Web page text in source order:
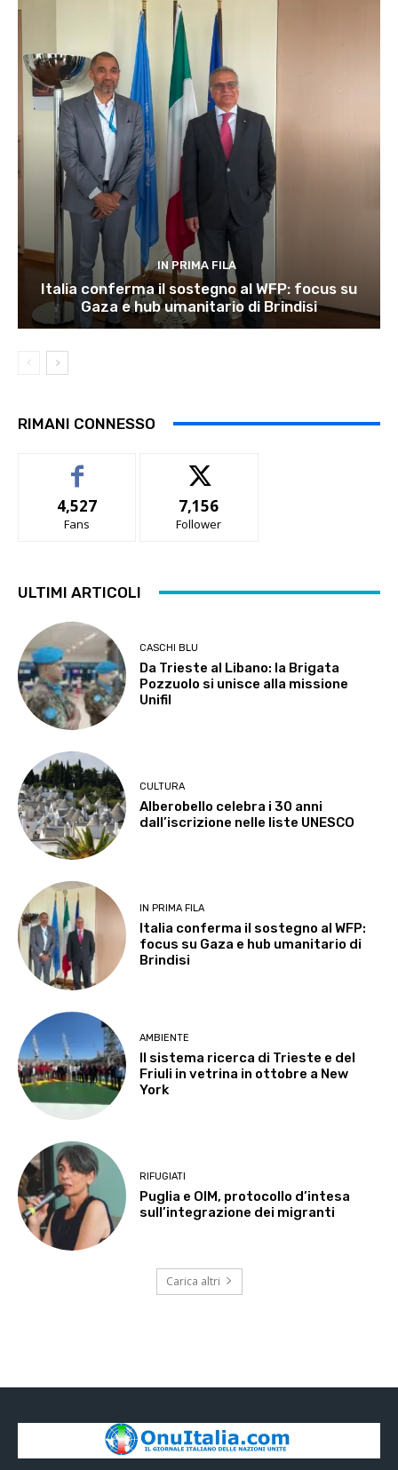
IN PRIMA FILA
Italia conferma il sostegno al WFP: focus su
Gaza e hub umanitario di Brindisi
RIMANI CONNESSO
4,527
Fans
7,156
Follower
ULTIMI ARTICOLI
CASCHI BLU
Da Trieste al Libano: la Brigata
Pozzuolo si unisce alla missione
Unifil
CULTURA
Alberobello celebra i 30 anni
dall’iscrizione nelle liste UNESCO
IN PRIMA FILA
Italia conferma il sostegno al WFP:
focus su Gaza e hub umanitario di
Brindisi
AMBIENTE
Il sistema ricerca di Trieste e del
Friuli in vetrina in ottobre a New
York
RIFUGIATI
Puglia e OIM, protocollo d’intesa
sull’integrazione dei migranti
Carica altri